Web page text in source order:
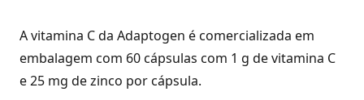
A vitamina C da Adaptogen é comercializada em
embalagem com 60 cápsulas com 1 g de vitamina C
e 25 mg de zinco por cápsula.